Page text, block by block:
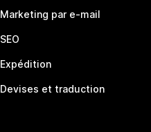
Marketing par e-mail
SEO
Expédition
Devises et traduction